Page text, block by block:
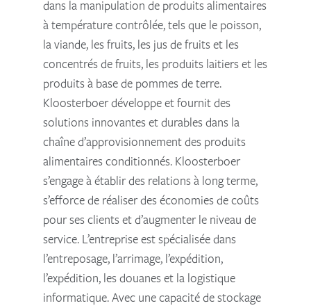
dans la manipulation de produits alimentaires
à température contrôlée, tels que le poisson,
la viande, les fruits, les jus de fruits et les
concentrés de fruits, les produits laitiers et les
produits à base de pommes de terre.
Kloosterboer développe et fournit des
solutions innovantes et durables dans la
chaîne d’approvisionnement des produits
alimentaires conditionnés. Kloosterboer
s’engage à établir des relations à long terme,
s’efforce de réaliser des économies de coûts
pour ses clients et d’augmenter le niveau de
service. L’entreprise est spécialisée dans
l’entreposage, l’arrimage, l’expédition,
l’expédition, les douanes et la logistique
informatique. Avec une capacité de stockage